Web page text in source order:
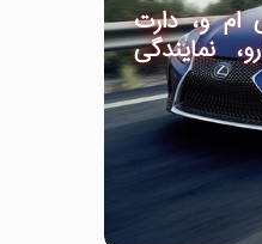
و، دارت
نمایندگی